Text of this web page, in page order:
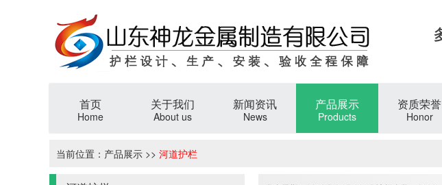
首页
Home
关于我们
About us
新闻资讯
News
产品展示
Products
资质荣誉
Honor
当前位置： 产品展示 >> 河道护栏